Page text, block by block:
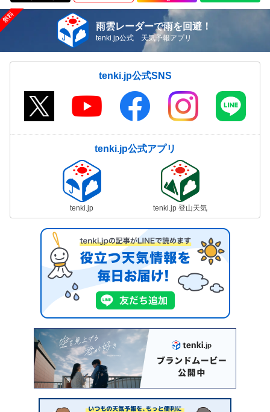
雨雲レーダーで雨を回避！
tenki.jp公式 天気予報アプリ
tenki.jp公式SNS
tenki.jp公式アプリ
tenki.jp tenki.jp 登山天気